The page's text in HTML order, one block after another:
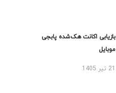
بازیابی اکانت هک‌شده پابجی
موبایل
21 تیر 1405